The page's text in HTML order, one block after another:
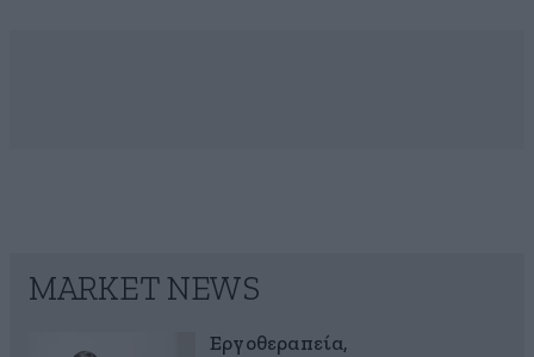
MARKET NEWS
Εργοθεραπεία,